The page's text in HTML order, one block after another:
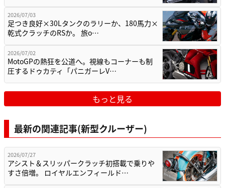
2026/07/03
足つき良好×30Lタンクのラリーか、180馬力×
乾式クラッチのRSか。 旅o…
2026/07/02
MotoGPの熱狂を公道へ。視線もコーナーも制
圧するドゥカティ「パニガーレV…
もっと見る
最新の関連記事(新型クルーザー)
2026/07/27
アシスト＆スリッパークラッチ初搭載で乗りや
すさ倍増。 ロイヤルエンフィールド…